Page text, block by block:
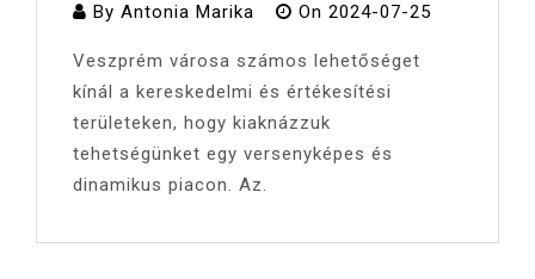
By Antonia Marika On 2024-07-25
Veszprém városa számos lehetőséget
kínál a kereskedelmi és értékesítési
területeken, hogy kiaknázzuk
tehetségünket egy versenyképes és
dinamikus piacon. Az.